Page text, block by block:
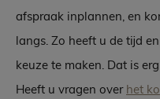
afspraak inplannen, en
langs. Zo heeft u de tijd
keuze te maken. Dat is
Heeft u vragen over het